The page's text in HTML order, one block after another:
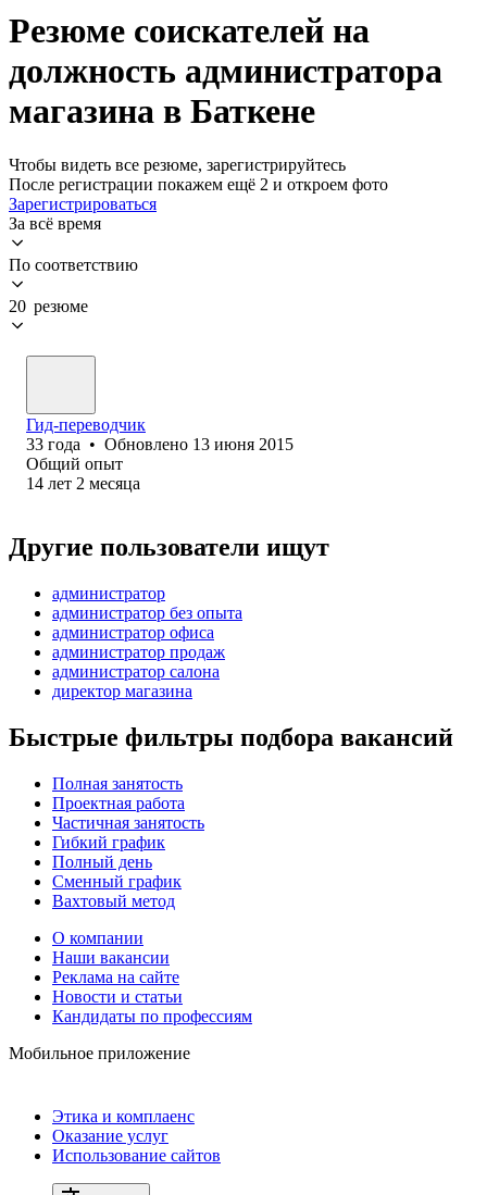
Резюме соискателей на
должность администратора
магазина в Баткене
Чтобы видеть все резюме, зарегистрируйтесь
После регистрации покажем ещё 2 и откроем фото
Зарегистрироваться
За всё время
По соответствию
20 резюме
Гид-переводчик
33 года • Обновлено 13 июня 2015
Общий опыт
14 лет 2 месяца
Другие пользователи ищут
администратор
администратор без опыта
администратор офиса
администратор продаж
администратор салона
директор магазина
Быстрые фильтры подбора вакансий
Полная занятость
Проектная работа
Частичная занятость
Гибкий график
Полный день
Сменный график
Вахтовый метод
О компании
Наши вакансии
Реклама на сайте
Новости и статьи
Кандидаты по профессиям
Мобильное приложение
Этика и комплаенс
Оказание услуг
Использование сайтов